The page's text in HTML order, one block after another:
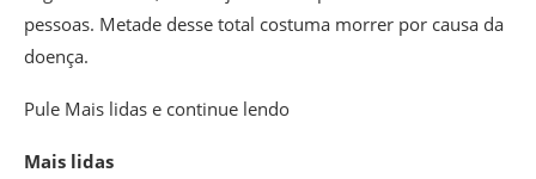
pessoas. Metade desse total costuma morrer por causa da
doença.
Pule Mais lidas e continue lendo
Mais lidas